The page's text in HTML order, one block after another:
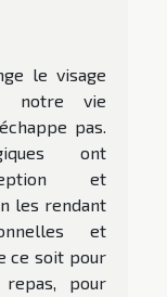
le visage
notre vie
pas.
ont
et
les rendant
et
ce soit pour
pour